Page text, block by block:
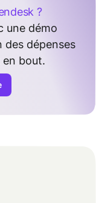
?
une démo
dépenses
bout.